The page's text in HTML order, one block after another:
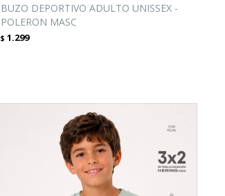
BUZO DEPORTIVO ADULTO UNISSEX -
POLERON MASC
$ 1.299